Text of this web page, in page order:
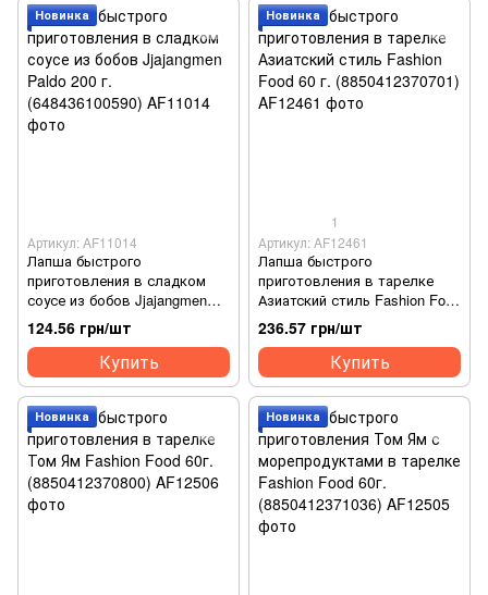
Новинка
Артикул: AF11014
Лапша быстрого
приготовления в сладком
соусе из бобов Jjajangmen
Paldo 200 г. (648436100590)
124.56 грн/шт
Купить
Новинка
1
Артикул: AF12461
Лапша быстрого
приготовления в тарелке
Азиатский стиль Fashion Food
60 г. (8850412370701)
236.57 грн/шт
Купить
Новинка Новинка